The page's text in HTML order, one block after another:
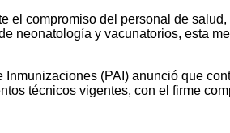
el compromiso del personal de
neonatología y vacunatorios, esta
Inmunizaciones (PAI) anunció que
técnicos vigentes, con el firme